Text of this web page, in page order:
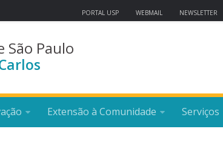
PORTAL USP WEBMAIL NEWSLETTER
São Paulo
Extensão à Comunidade Serviços